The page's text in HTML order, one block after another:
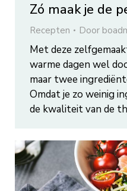
Zó maak je de
Recepten Door
Met deze
warme dagen wel
maar twee
Omdat je zo weinig
de kwaliteit van de